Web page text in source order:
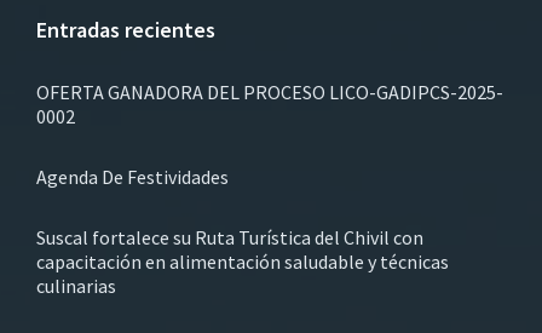
Entradas recientes
OFERTA GANADORA DEL PROCESO LICO-GADIPCS-2025-
0002
Agenda De Festividades
Suscal fortalece su Ruta Turística del Chivil con
capacitación en alimentación saludable y técnicas
culinarias